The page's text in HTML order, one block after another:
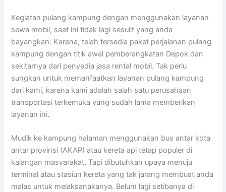
Kegiatan pulang kampung dengan menggunakan layanan
sewa mobil, saat ini tidak lagi sesulit yang anda
bayangkan. Karena, telah tersedia paket perjalanan pulang
kampung dengan titik awal pemberangkatan Depok dan
sekitarnya dari penyedia jasa rental mobil. Tak perlu
sungkan untuk memanfaatkan layanan pulang kampung
dari kami, karena kami adalah salah satu perusahaan
transportasi terkemuka yang sudah lama memberikan
layanan ini.
Mudik ke kampung halaman menggunakan bus antar kota
antar provinsi (AKAP) atau kereta api tetap populer di
kalangan masyarakat. Tapi dibutuhkan upaya menuju
terminal atau stasiun kereta yang tak jarang membuat anda
malas untuk melaksanakanya. Belum lagi setibanya di